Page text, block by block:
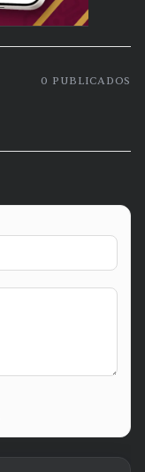
0 PUBLICADOS